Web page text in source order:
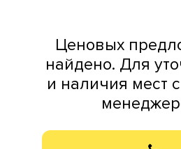
Ценовых
найдено. Для
и наличия мест